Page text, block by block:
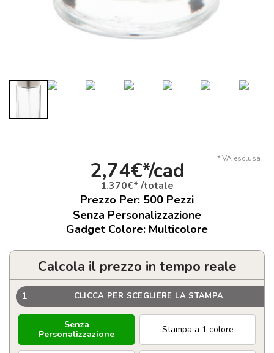
*IVA esclusa
2,74€*/cad
1.370€* /totale
Prezzo Per: 500 Pezzi
Senza Personalizzazione
Gadget Colore: Multicolore
Calcola il prezzo in tempo reale
1 CLICCA PER SCEGLIERE LA STAMPA
Senza
Personalizzazione
Stampa a 1 colore